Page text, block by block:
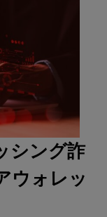
シング詐
ウォレッ